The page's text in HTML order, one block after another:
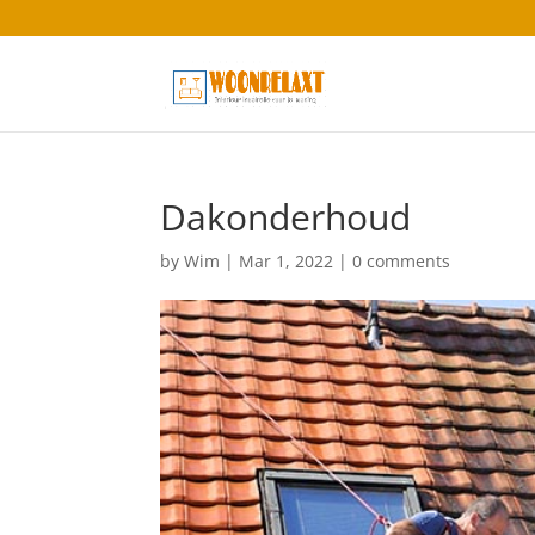
Dakonderhoud
byWim | Mar 1, 2022 |0 comments